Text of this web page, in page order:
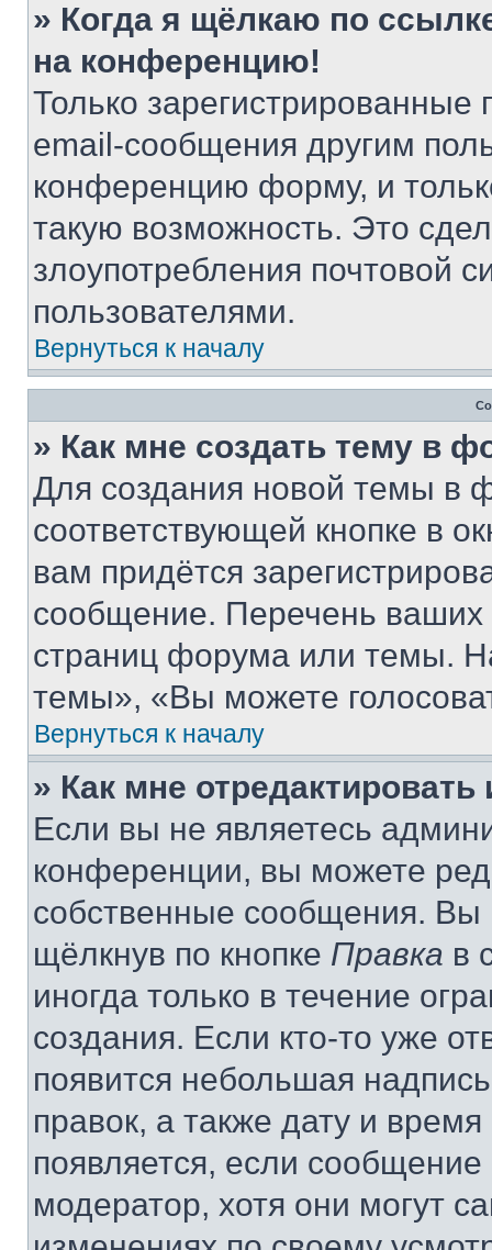
» Когда я щёлкаю по
на конференцию!
Только зарегистрированные
email-сообщения другим
конференцию форму, и
такую возможность. Это
злоупотребления почтовой
пользователями.
Вернуться к началу
» Как мне создать тему в
Для создания новой темы в
соответствующей кнопке в
вам придётся
сообщение. Перечень ваших
страниц форума или темы.
темы», «Вы можете
Вернуться к началу
» Как мне
Если вы не являетесь
конференции, вы можете
собственные сообщения. Вы
щёлкнув по кнопке Правка в
иногда только в течение
создания. Если кто-то уже
появится небольшая
правок, а также дату и
появляется, если
модератор, хотя они могут